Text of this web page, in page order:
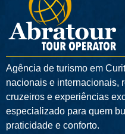
Agência de turismo em
nacionais e internacionais,
cruzeiros e experiências
especializado para quem
praticidade e conforto.